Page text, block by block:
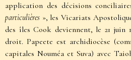
application des décisions
particulières », les Vicariats
des îles Cook deviennent, le 21 juin
droit. Papeete est archidiocèse
capitales Nouméa et Suva) avec